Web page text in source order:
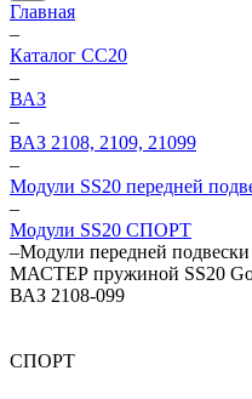
Главная
–
Каталог CC20
–
ВАЗ
–
ВАЗ 2108, 2109, 21099
–
Модули SS20 передней
–
Модули SS20 СПОРТ
–Модули передней
МАСТЕР пружиной SS20
ВАЗ 2108-099
СПОРТ